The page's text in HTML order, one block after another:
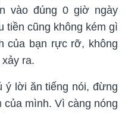
vào đúng 0 giờ ngày
tiền cũng không kém gì
của bạn rực rỡ, không
ra.
ý lời ăn tiếng nói, đừng
mình. Vì càng nóng